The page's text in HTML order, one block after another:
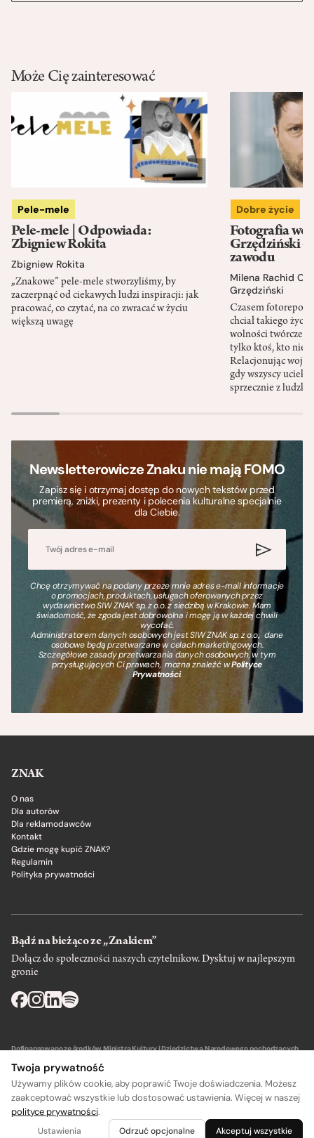
Może Cię zainteresować
Pele-mele
Pele-mele | Odpowiada:
Zbigniew Rokita
Zbigniew Rokita
„Znakowe” pele-mele stworzyliśmy, by
zaczerpnąć od ciekawych ludzi inspiracji: jak
pracować, co czytać, na co zwracać w życiu
większą uwagę
Dobre życie
Fotografia
Grzędziński o
zawodu
Milena Rachid
Grzędziński
Czasem
chciał takiego
wolności twórczej.
tylko ktoś, kto nie
Relacjonując
gdy wszyscy
sprzecznie z
Newsletterowicze Znaku nie mają FOMO
Zapisz się i otrzymaj dostęp do nowych tekstów przed
premierą, zniżki, prezenty i polecenia kulturalne specjalnie
dla Ciebie.
Chcę otrzymywać na podany przeze mnie adres e-mail informacje
o promocjach, produktach, usługach oferowanych przez
wydawnictwo SIW ZNAK sp. z o.o. z siedzibą w Krakowie. Mam
świadomość, że zgoda jest dobrowolna i mogę ją w każdej chwili
wycofać.
Administratorem danych osobowych jest SIW ZNAK sp. z o.o., dane
osobowe będą przetwarzane w celach marketingowych.
Szczegółowe zasady przetwarzania danych osobowych, w tym
przysługujących Ci prawach, można znaleźć wPolityce
Prywatności.
ZNAK
O nas
Dla autorów
Dla reklamodawców
Kontakt
Gdzie mogę kupić ZNAK?
Regulamin
Polityka prywatności
Bądź na bieżąco ze „Znakiem”
Dołącz do społeczności naszych czytelnikow. Dysktuj w najlepszym
gronie
Dofinansowano ze środków Ministra Kultury i Dziedzictwa Narodowego pochodzących
Wydawca: SIW Znak w Krakowie
Twoja prywatność
Używamy plików cookie, aby poprawić Twoje doświadczenia. Możesz
zaakceptować wszystkie lub dostosować ustawienia. Więcej w naszej
polityce prywatności.
Ustawienia Odrzuć opcjonalne Akceptuj wszystkie